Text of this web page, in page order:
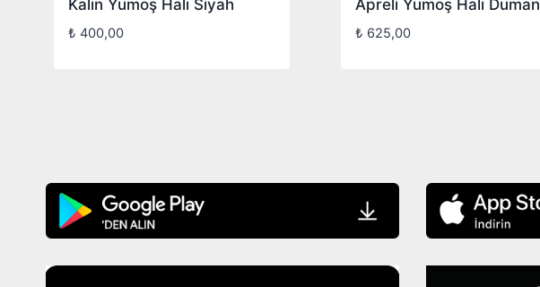
Kalın Yumoş Halı Siyah
₺ 400,00
Apreli Yumoş Halı Duman
₺ 625,00